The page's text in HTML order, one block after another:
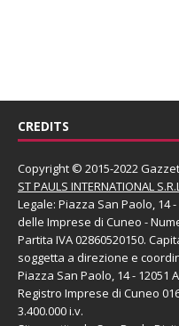
CREDITS
Copyright © 2015-2022
ST PAULS INTERNATIONAL
Legale: Piazza San Paolo, 14
delle Imprese di Cuneo -
Partita IVA 02860520150.
soggetta a direzione e
Piazza San Paolo, 14 - 12051
Registro Imprese di Cuneo
3.400.000 i.v.